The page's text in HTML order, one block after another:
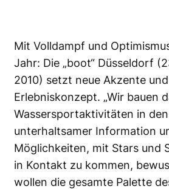
Mit Volldampf und
Jahr: Die „boot“ Düsseldorf
2010) setzt neue Akzente
Erlebniskonzept. „Wir bauen
Wassersportaktivitäten in
unterhaltsamer Information
Möglichkeiten, mit Stars und
in Kontakt zu kommen,
wollen die gesamte Palette